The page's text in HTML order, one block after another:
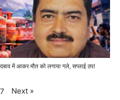
में आकर मौत को लगाया गले, सप्लाई ठप!
Next »